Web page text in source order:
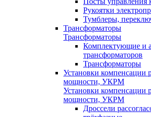
Рукоятки
Тумблеры,
Трансформаторы
Трансформаторы
Комплектующие и
трансформаторов
Трансформаторы
Установки компенсации
мощности, УКРМ
Установки компенсации
мощности, УКРМ
Дроссели